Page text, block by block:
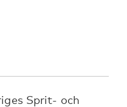
Sprit- och